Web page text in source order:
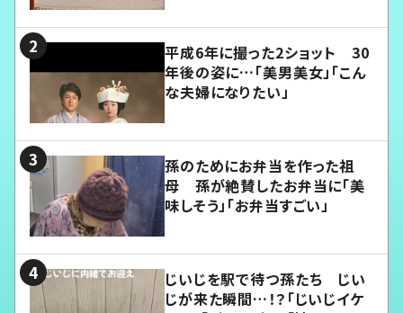
平成6年に撮った2ショット 30
年後の姿に…「美男美女」「こん
な夫婦になりたい」
孫のためにお弁当を作った祖
母 孫が絶賛したお弁当に「美
味しそう」「お弁当すごい」
じいじを駅で待つ孫たち じい
じが来た瞬間…！？「じいじイケ